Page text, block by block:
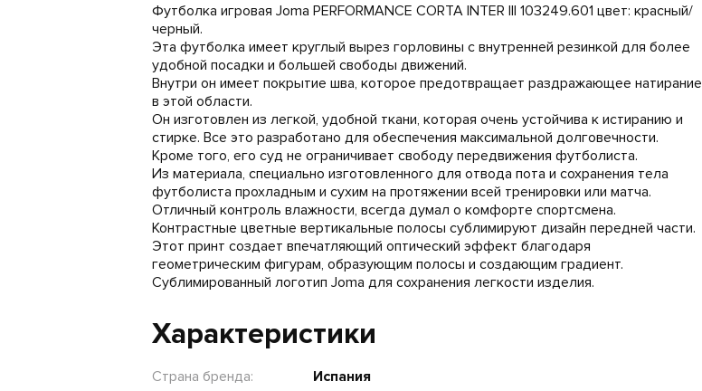
Футболка игровая Joma PERFORMANCE CORTA INTER III 103249.601 цвет: красный/
черный.
Эта футболка имеет круглый вырез горловины с внутренней резинкой для более
удобной посадки и большей свободы движений.
Внутри он имеет покрытие шва, которое предотвращает раздражающее натирание
в этой области.
Он изготовлен из легкой, удобной ткани, которая очень устойчива к истиранию и
стирке. Все это разработано для обеспечения максимальной долговечности.
Кроме того, его суд не ограничивает свободу передвижения футболиста.
Из материала, специально изготовленного для отвода пота и сохранения тела
футболиста прохладным и сухим на протяжении всей тренировки или матча.
Отличный контроль влажности, всегда думал о комфорте спортсмена.
Контрастные цветные вертикальные полосы сублимируют дизайн передней части.
Этот принт создает впечатляющий оптический эффект благодаря
геометрическим фигурам, образующим полосы и создающим градиент.
Сублимированный логотип Joma для сохранения легкости изделия.
Характеристики
Страна бренда:
Испания